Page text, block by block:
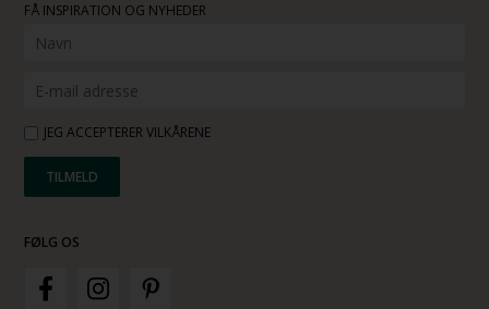
FÅ INSPIRATION OG NYHEDER
JEG ACCEPTERER VILKÅRENE
FØLG OS